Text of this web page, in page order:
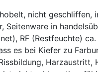
nicht geschliffen,
Seitenware in
RF (Restfeuchte)
es bei Kiefer zu
Harzaustritt,